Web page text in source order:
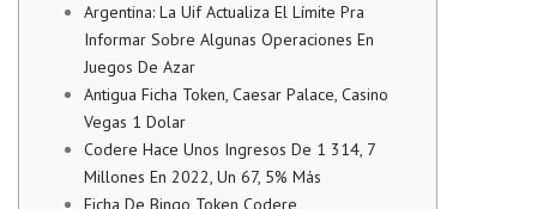
Argentina: La Uif Actualiza El Límite Pra
Informar Sobre Algunas Operaciones En
Juegos De Azar
Antigua Ficha Token, Caesar Palace, Casino
Vegas 1 Dolar
Codere Hace Unos Ingresos De 1 314, 7
Millones En 2022, Un 67, 5% Más
Ficha De Bingo Token Codere